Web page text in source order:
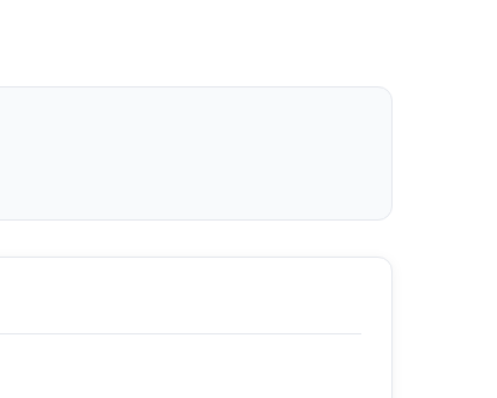
换弹上膛，都是对战术理解的终极考验。